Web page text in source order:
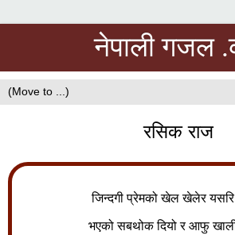
नेपाली गजल
रसिक राज
जिन्दगी प्रेमको खेल खेलेर यसरि
भएको सबथोक दियो र आफु खाली